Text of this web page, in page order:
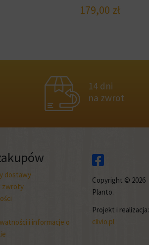
179,00 zł
14 dni
na zwrot
dostawy
zwroty
i informacje o
Copyright © 2026
Planto.
Projekt i realizacja:
clivio.pl